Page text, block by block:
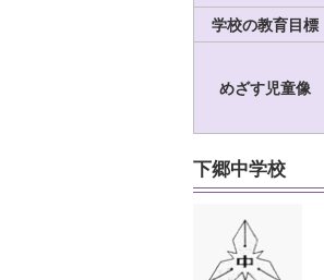
学校の教育目標
めざす児童像
下郷中学校